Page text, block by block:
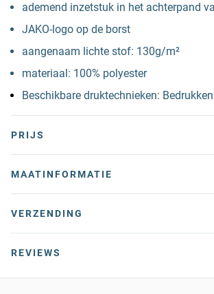
ademend inzetstuk in het achterpand
JAKO-logo op de borst
aangenaam lichte stof: 130g/m²
materiaal: 100% polyester
Beschikbare druktechnieken: Bedrukken
PRIJS
MAATINFORMATIE
VERZENDING
REVIEWS